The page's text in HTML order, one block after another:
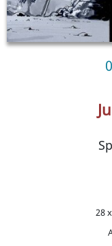
0
28